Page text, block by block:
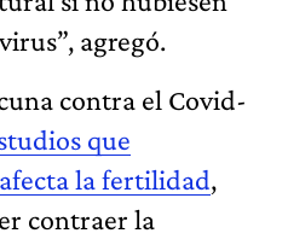
agregó.
contra el Covid-
que
la fertilidad,
contraer la